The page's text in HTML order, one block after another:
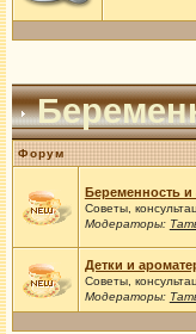
Форум
Беременность и
Советы,
Модераторы:
Детки и
Советы,
Модераторы: